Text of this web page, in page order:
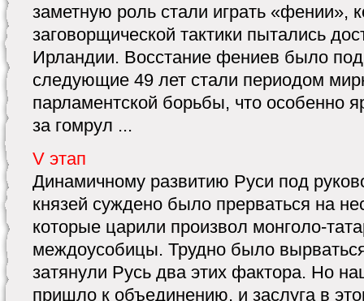
заметную роль стали играть «фении»,
заговорщической тактики пытались
Ирландии. Восстание фениев было
следующие 49 лет стали периодом
парламентской борьбы, что особенно
за гомрул ...
V этап
Динамичному развитию Руси под
князей суждено было прерваться на
которые царили произвол монголо-
междоусобицы. Трудно было
затянули Русь два этих фактора. Но
пришло к объединению, и заслуга в